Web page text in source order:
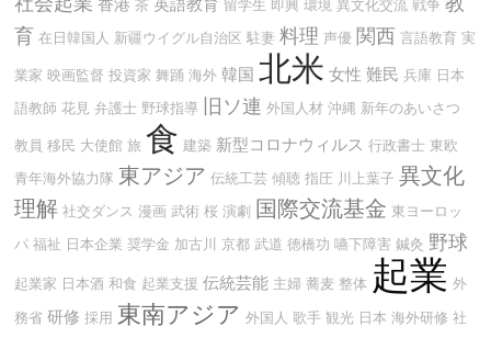
茶 留学生 即興 環境 異文化交流 戦争
育 在日韓国人 新疆ウイグル自治区 駐妻 料理 声優 関西 言語教育 実
業家 映画監督 投資家 舞踊 海外 韓国 北米 女性 難民 兵庫 日本
語教師 花見 弁護士 野球指導 旧ソ連 外国人材 沖縄 新年のあいさつ
教員 移民 大使館 旅 食 建築 新型コロナウィルス 行政書士 東欧
青年海外協力隊 東アジア 伝統工芸 傾聴 指圧 川上葉子 異文化
理解 社交ダンス 漫画 武術 桜 演劇 国際交流基金 東ヨーロッ
パ 福祉 日本企業 奨学金 加古川 京都 武道 徳橋功 嚥下障害 鍼灸 野球
起業家 日本酒 和食 起業支援 伝統芸能 主婦 蕎麦 整体 起業 外
務省 研修 採用 東南アジア 外国人 歌手 観光 日本 海外研修 社